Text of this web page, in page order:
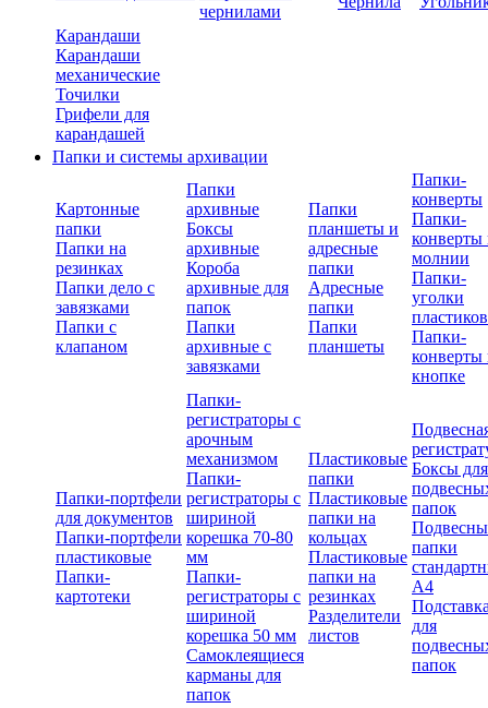
чернилами
Карандаши
Карандаши
механические
Точилки
Грифели для
карандашей
Папки и системы архивации
Картонные
папки
Папки на
резинках
Папки дело с
завязками
Папки с
клапаном
Папки
архивные
Боксы
архивные
Короба
архивные для
папок
Папки
архивные с
завязками
Папки
планшеты и
адресные
папки
Адресные
папки
Папки
планшеты
Папки-
конверты
Папки-
конверты
молнии
Папки-
уголки
Папки-
конверты
кнопке
Папки-портфели
для документов
Папки-портфели
пластиковые
Папки-
картотеки
Папки-
регистраторы с
арочным
механизмом
Папки-
регистраторы с
шириной
корешка 70-80
мм
Папки-
регистраторы с
шириной
корешка 50 мм
Самоклеящиеся
карманы для
папок
Пластиковые
папки
Пластиковые
папки на
кольцах
Пластиковые
папки на
резинках
Разделители
листов
Боксы для
папок
папки
А4
для
папок